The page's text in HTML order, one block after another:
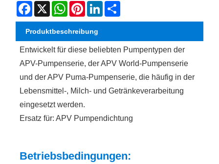
Facebook
X WhatsAppPinterestLinkedIn
Produktbeschreibung
Entwickelt für diese beliebten Pumpentypen der
APV-Pumpenserie, der APV World-Pumpenserie
und der APV Puma-Pumpenserie, die häufig in der
Lebensmittel-, Milch- und Getränkeverarbeitung
eingesetzt werden.
Ersatz für: APV Pumpendichtung
Betriebsbedingungen: